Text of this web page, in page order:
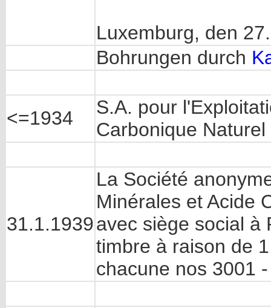
Luxemburg, den
Bohrungen durch
<=1934
S.A. pour
Carbonique
31.1.1939
La Société
Minérales et Acide
avec siège social à
timbre à raison de
chacune nos 3001